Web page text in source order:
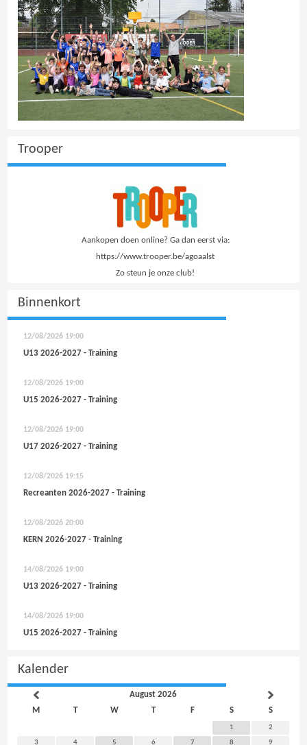
Trooper
Aankopen doen online? Ga dan eerst via:
https://www.trooper.be/agoaalst
Zo steun je onze club!
Binnenkort
12/08/2026 19:00
U13 2026-2027 - Training
12/08/2026 19:00
U15 2026-2027 - Training
12/08/2026 19:00
U17 2026-2027 - Training
12/08/2026 19:15
Recreanten 2026-2027 - Training
12/08/2026 20:00
KERN 2026-2027 - Training
14/08/2026 19:00
U13 2026-2027 - Training
14/08/2026 19:00
U15 2026-2027 - Training
Kalender
August 2026
M
T W T F S S
1
2
3
4 5 6 7 8
9